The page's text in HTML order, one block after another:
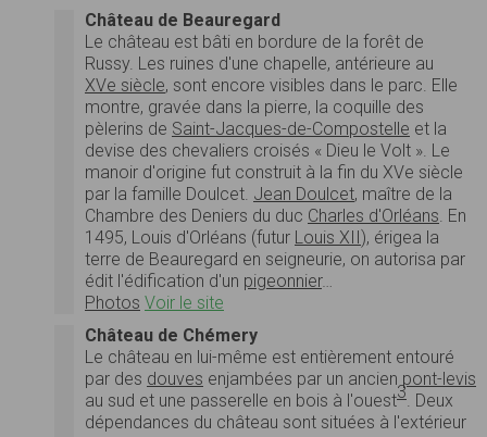
Château de Beauregard
Le château est bâti en bordure de la forêt de
Russy. Les ruines d'une chapelle, antérieure au
XVe siècle, sont encore visibles dans le parc. Elle
montre, gravée dans la pierre, la coquille des
pèlerins de Saint-Jacques-de-Compostelle et la
devise des chevaliers croisés « Dieu le Volt ». Le
manoir d'origine fut construit à la fin du XVe siècle
par la famille Doulcet. Jean Doulcet, maître de la
Chambre des Deniers du duc Charles d'Orléans. En
1495, Louis d'Orléans (futur Louis XII ), érigea la
terre de Beauregard en seigneurie, on autorisa par
édit l'édification d'un pigeonnier…
Photos Voir le site
Château de Chémery
Le château en lui-même est entièrement entouré
par des douves enjambées par un ancien pont-levis
au sud et une passerelle en bois à l'ouest3. Deux
dépendances du château sont situées à l'extérieur